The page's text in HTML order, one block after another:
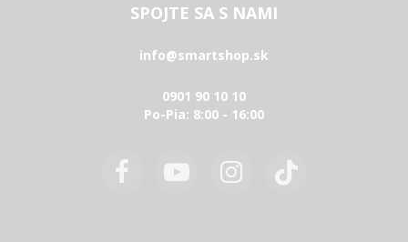
SPOJTE SA S NAMI
info@smartshop.sk
0901 90 10 10
Po-Pia: 8:00 - 16:00